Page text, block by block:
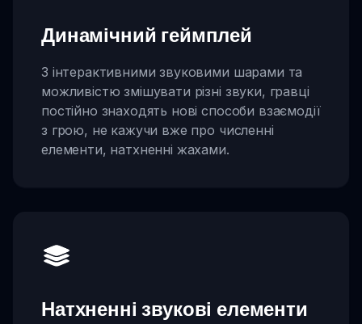
Динамічний геймплей
З інтерактивними звуковими шарами та
можливістю змішувати різні звуки, гравці
постійно знаходять нові способи взаємодії
з грою, не кажучи вже про численні
елементи, натхненні жахами.
Натхненні звукові елементи